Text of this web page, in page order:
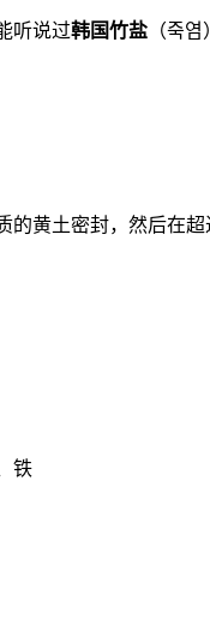
听说过韩国竹盐 （죽
黄土密封，然后在
铁